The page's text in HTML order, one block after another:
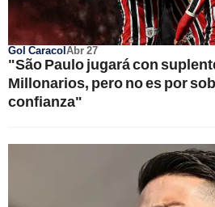
Gol CaracolAbr 27
"São Paulo jugará con
Millonarios, pero no es por
confianza"